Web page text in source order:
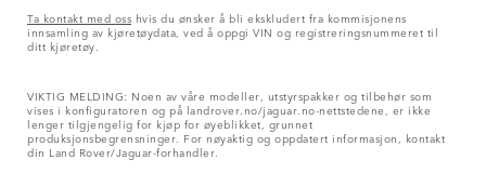
Ta kontakt med oss hvis du ønsker å bli ekskludert fra kommisjonens
innsamling av kjøretøydata, ved å oppgi VIN og registreringsnummeret til
ditt kjøretøy.
VIKTIG MELDING: Noen av våre modeller, utstyrspakker og tilbehør som
vises i konfiguratoren og på landrover.no/jaguar.no-nettstedene, er ikke
lenger tilgjengelig for kjøp for øyeblikket, grunnet
produksjonsbegrensninger. For nøyaktig og oppdatert informasjon, kontakt
din Land Rover/Jaguar-forhandler.